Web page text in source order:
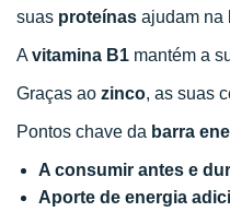
suas proteínas ajudam na
A vitamina B1 mantém a
Graças ao zinco, as suas
Pontos chave da barra
A consumir antes e
Aporte de energia